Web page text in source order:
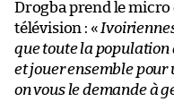
Drogba prend le micro
télévision : «
que toute la population
et jouer ensemble pour
on vous le demande à